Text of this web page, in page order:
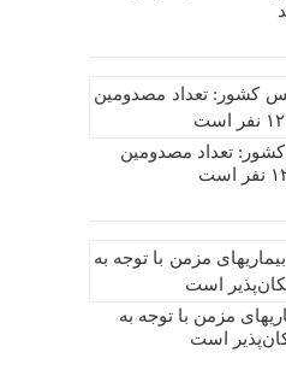
تعداد مصدومین
مزمن با توجه به
است